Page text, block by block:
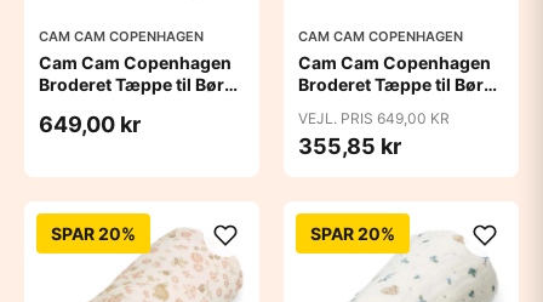
CAM CAM COPENHAGEN
Cam Cam Copenhagen
Broderet Tæppe til Børn
649,00 kr
CAM CAM COPENHAGEN
Cam Cam Copenhagen
Broderet Tæppe til Børn
VEJL. PRIS 649,00 KR
355,85 kr
SPAR 20% SPAR 20%